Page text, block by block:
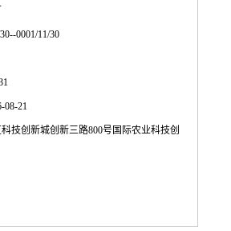
0001/11/30
08-21
技创新城创新三路800号国际农业科技创